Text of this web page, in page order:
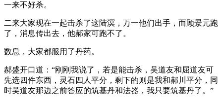
一来不好杀。
二来大家现在一起击杀了这陆溟，万一他们出手，而顾景元跑
了，消息传出去，他郝家可跑不了。
数息，大家都服用了丹药。
郝盛开口道：“刚刚我说了，若是能击杀，吴道友和屈道友可
先选四件东西，灵石四人平分，剩下的则是我和郝川平分，同
时吴道友那边之前答应的筑基丹和法器，我只要筑基丹了。”